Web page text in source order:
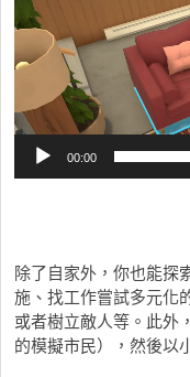
訊
放
00:00
除了自家外，你也能探
施、找工作嘗試多元化
或者樹立敵人等。此外
的模擬市民），然後以